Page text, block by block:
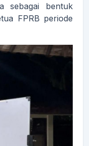
sebagai bentuk
FPRB periode